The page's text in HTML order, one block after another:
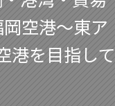
空港～東ア
港を目指して